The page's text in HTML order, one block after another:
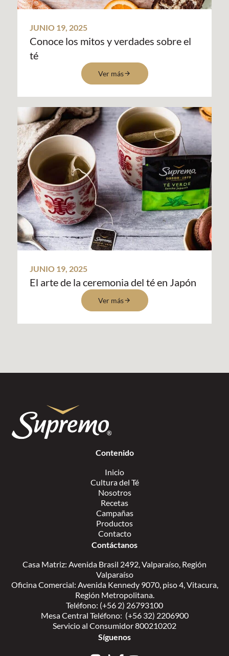
JUNIO 19, 2025
Conoce los mitos y verdades sobre el
té
Ver más
JUNIO 19, 2025
El arte de la ceremonia del té en Japón
Ver más
Contenido
Inicio
Cultura del Té
Nosotros
Recetas
Campañas
Productos
Contacto
Contáctanos
Casa Matriz: Avenida Brasil 2492, Valparaíso, Región
Valparaíso
Oficina Comercial: Avenida Kennedy 9070, piso 4, Vitacura,
Región Metropolitana.
Teléfono: (+56 2) 26793100
Mesa Central Teléfono: (+56 32) 2206900
Servicio al Consumidor 800210202
Síguenos